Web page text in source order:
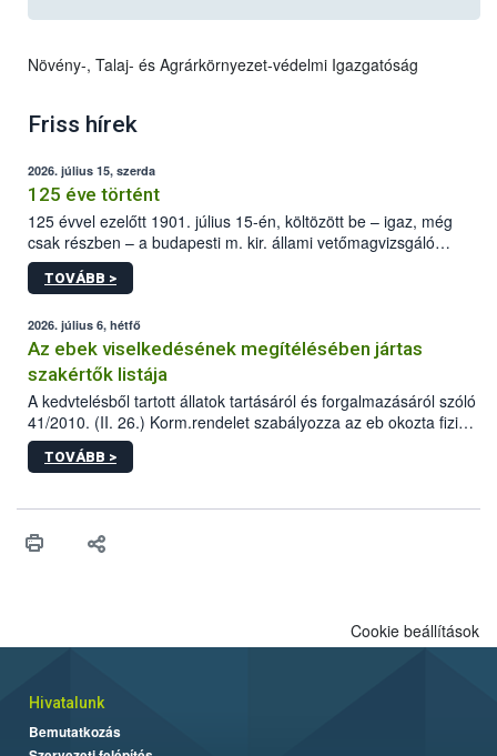
Növény-, Talaj- és Agrárkörnyezet-védelmi Igazgatóság
Friss hírek
2026. július 15, szerda
125 éve történt
125 évvel ezelőtt 1901. július 15-én, költözött be – igaz, még
csak részben – a budapesti m. kir. állami vetőmagvizsgáló
állomás a Kis Rókus utca 15. szám alatti, Czigler Győző által
tervezett új épületébe.
TOVÁBB >
2026. július 6, hétfő
Az ebek viselkedésének megítélésében jártas
szakértők listája
A kedvtelésből tartott állatok tartásáról és forgalmazásáról szóló
41/2010. (II. 26.) Korm.rendelet szabályozza az eb okozta fizikai
sérülés, illetve ennek veszélye keletkezésekor felmerülő
hatósági feladatokat, valamint a veszélyes eb tartását és annak
vonni az ebek viselkedésének megítélésében jártas szakértőt.
TOVÁBB >
Cookie beállítások
Hivatalunk
Bemutatkozás